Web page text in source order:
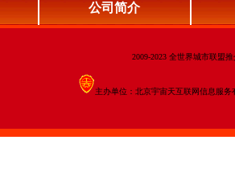
公司简介
2009-2023 全世界城市联盟
主办单位：北京宇宙天互联网信息服